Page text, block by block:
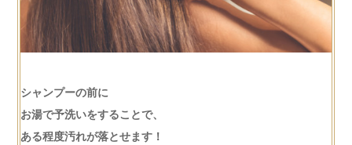
シャンプーの前に
お湯で予洗いをすることで、
ある程度汚れが落とせます！